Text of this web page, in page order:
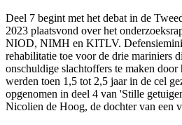
Deel 7 begint met het debat in de
2023 plaatsvond over het
NIOD, NIMH en KITLV.
rehabilitatie toe voor de drie mariniers
onschuldige slachtoffers te maken
werden toen 1,5 tot 2,5 jaar in de cel
opgenomen in deel 4 van 'Stille
Nicolien de Hoog, de dochter van een